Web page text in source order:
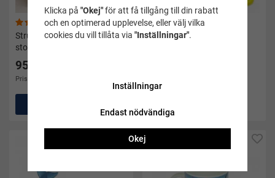
(56)
Strumpor Crazysock 4-pack
storlek 36-40
95 kr
Pris i andra butiker 199 kr
(22)
Frisbee splash
Klicka på "Okej"för att få tillgång till din rabatt
och en optimerad upplevelse, eller välj vilka
cookies du vill tillåta via "Inställningar".
Inställningar
Endast nödvändiga
Okej